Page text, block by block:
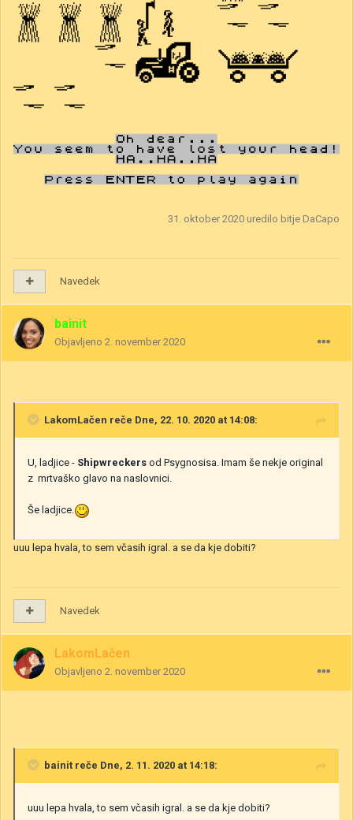
31. oktober 2020 uredilo bitje DaCapo
Navedek
bainit
Objavljeno 2. november 2020
LakomLačen reče Dne, 22. 10. 2020 at 14:08:
U, ladjice - Shipwreckers od Psygnosisa. Imam še nekje original
z mrtvaško glavo na naslovnici.
Še ladjice.
uuu lepa hvala, to sem včasih igral. a se da kje dobiti?
Navedek
LakomLačen
Objavljeno 2. november 2020
bainit reče Dne, 2. 11. 2020 at 14:18:
uuu lepa hvala, to sem včasih igral. a se da kje dobiti?